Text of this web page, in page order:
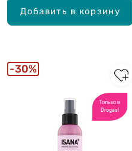
Добавить в корзину
Только в
Drogas!
30%